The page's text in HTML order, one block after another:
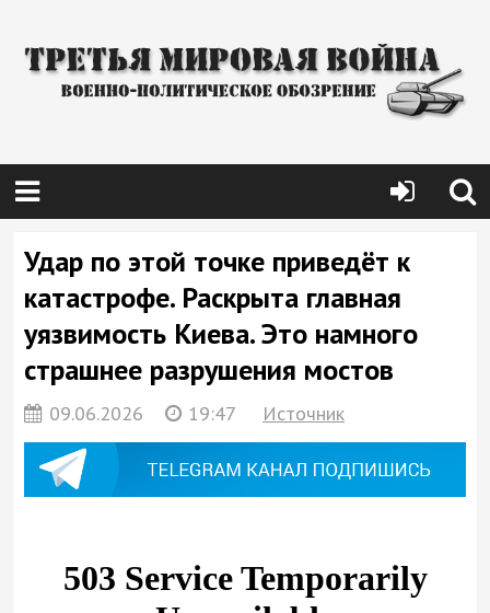
Удар по этой точке приведёт к
катастрофе. Раскрыта главная
уязвимость Киева. Это намного
страшнее разрушения мостов
09.06.2026 19:47 Источник